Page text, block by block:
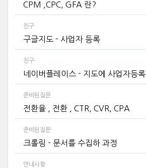
CPM ,CPC, GFA 란?
친구
구글지도 - 사업자 등록
친구
네이버플레이스 - 지도에 사업자등록
준비된질문
전환율 , 전환 , CTR, CVR, CPA
준비된질문
크롤링 - 문서를 수집하 과정
안내사항